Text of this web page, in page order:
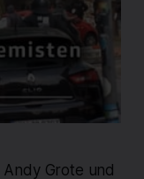
Andy Grote und